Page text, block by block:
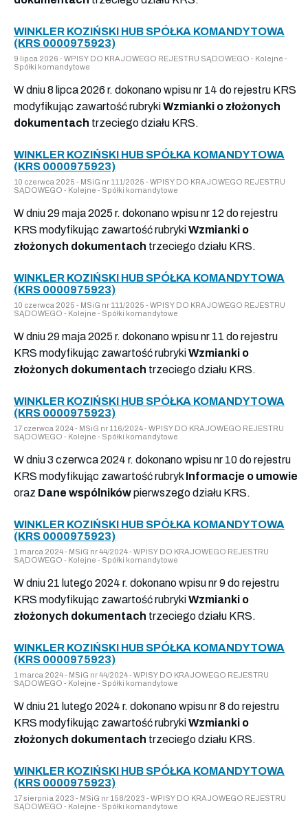
WINKLER KOZIŃSKI HUB SPÓŁKA KOMANDYTOWA
(KRS 0000975923)
9 lipca 2026 - WPISY DO KRAJOWEGO REJESTRU SĄDOWEGO - Kolejne -
Spółki komandytowe
W dniu 8 lipca 2026 r. dokonano wpisu nr 14 do rejestru KRS
modyfikując zawartość rubrykiWzmianki o złożonych
dokumentach trzeciego działu KRS.
WINKLER KOZIŃSKI HUB SPÓŁKA KOMANDYTOWA
(KRS 0000975923)
10 czerwca 2025 - MSiG nr 111/2025 - WPISY DO KRAJOWEGO REJESTRU
SĄDOWEGO - Kolejne - Spółki komandytowe
W dniu 29 maja 2025 r. dokonano wpisu nr 12 do rejestru
KRS modyfikując zawartość rubrykiWzmianki o
złożonych dokumentach trzeciego działu KRS.
WINKLER KOZIŃSKI HUB SPÓŁKA KOMANDYTOWA
(KRS 0000975923)
10 czerwca 2025 - MSiG nr 111/2025 - WPISY DO KRAJOWEGO REJESTRU
SĄDOWEGO - Kolejne - Spółki komandytowe
W dniu 29 maja 2025 r. dokonano wpisu nr 11 do rejestru
KRS modyfikując zawartość rubrykiWzmianki o
złożonych dokumentach trzeciego działu KRS.
WINKLER KOZIŃSKI HUB SPÓŁKA KOMANDYTOWA
(KRS 0000975923)
17 czerwca 2024 - MSiG nr 116/2024 - WPISY DO KRAJOWEGO REJESTRU
SĄDOWEGO - Kolejne - Spółki komandytowe
W dniu 3 czerwca 2024 r. dokonano wpisu nr 10 do rejestru
KRS modyfikując zawartość rubryk Informacje o umowie
oraz Dane wspólnikówpierwszego działu KRS.
WINKLER KOZIŃSKI HUB SPÓŁKA KOMANDYTOWA
(KRS 0000975923)
1 marca 2024 - MSiG nr 44/2024 - WPISY DO KRAJOWEGO REJESTRU
SĄDOWEGO - Kolejne - Spółki komandytowe
W dniu 21 lutego 2024 r. dokonano wpisu nr 9 do rejestru
KRS modyfikując zawartość rubrykiWzmianki o
złożonych dokumentach trzeciego działu KRS.
WINKLER KOZIŃSKI HUB SPÓŁKA KOMANDYTOWA
(KRS 0000975923)
1 marca 2024 - MSiG nr 44/2024 - WPISY DO KRAJOWEGO REJESTRU
SĄDOWEGO - Kolejne - Spółki komandytowe
W dniu 21 lutego 2024 r. dokonano wpisu nr 8 do rejestru
KRS modyfikując zawartość rubrykiWzmianki o
złożonych dokumentach trzeciego działu KRS.
WINKLER KOZIŃSKI HUB SPÓŁKA KOMANDYTOWA
(KRS 0000975923)
17 sierpnia 2023 - MSiG nr 158/2023 - WPISY DO KRAJOWEGO REJESTRU
SĄDOWEGO - Kolejne - Spółki komandytowe